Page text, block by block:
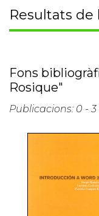
Resultats de
Fons
Rosique"
Publicacions: 0 - 3